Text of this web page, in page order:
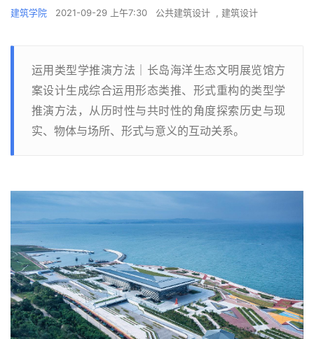
建筑学院 2021-09-29 上午7:30 公共建筑设计 , 建筑设计
运用类型学推演方法｜长岛海洋生态文明展览馆方
案设计生成综合运用形态类推、形式重构的类型学
推演方法，从历时性与共时性的角度探索历史与现
实、物体与场所、形式与意义的互动关系。